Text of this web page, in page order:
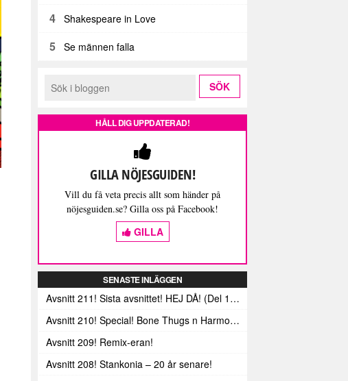
4 Shakespeare in Love
5 Se männen falla
HÅLL DIG UPPDATERAD!
GILLA NÖJESGUIDEN!
Vill du få veta precis allt som händer på
nöjesguiden.se? Gilla oss på Facebook!
GILLA
SENASTE INLÄGGEN
Avsnitt 211! Sista avsnittet! HEJ DÅ! (Del 1 och 2)
Avsnitt 210! Special! Bone Thugs n Harmonys album E.1999 Eternal
Avsnitt 209! Remix-eran!
Avsnitt 208! Stankonia – 20 år senare!